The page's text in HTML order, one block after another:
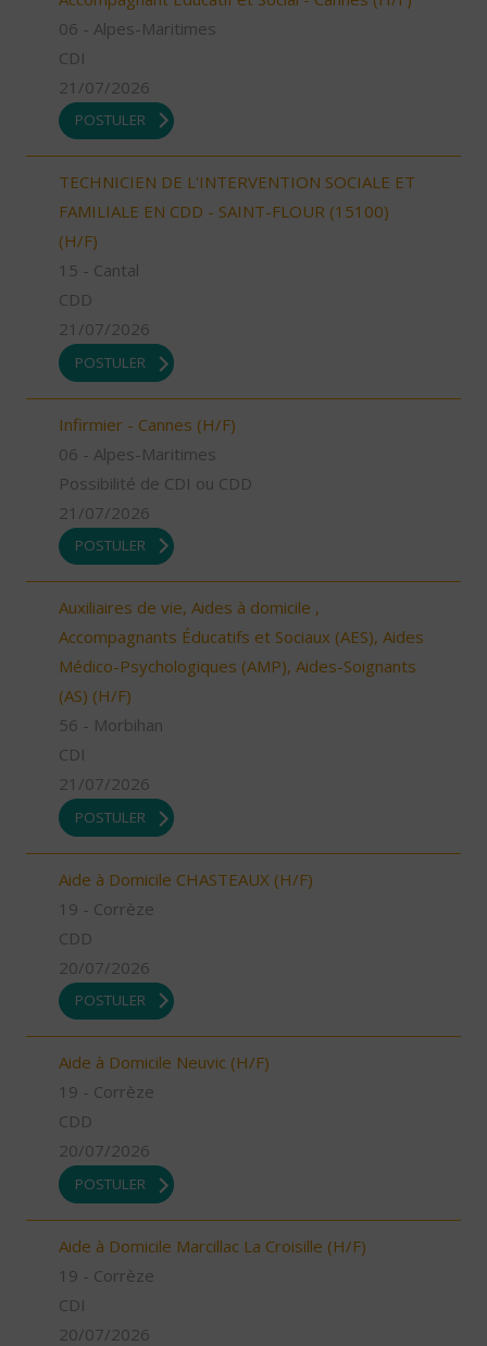
06 - Alpes-Maritimes
CDI
21/07/2026
POSTULER
TECHNICIEN DE L'INTERVENTION SOCIALE ET
FAMILIALE EN CDD - SAINT-FLOUR (15100)
(H/F)
15 - Cantal
CDD
21/07/2026
POSTULER
Infirmier - Cannes (H/F)
06 - Alpes-Maritimes
Possibilité de CDI ou CDD
21/07/2026
POSTULER
Auxiliaires de vie, Aides à domicile ,
Accompagnants Éducatifs et Sociaux (AES), Aides
Médico-Psychologiques (AMP), Aides-Soignants
(AS) (H/F)
56 - Morbihan
CDI
21/07/2026
POSTULER
Aide à Domicile CHASTEAUX (H/F)
19 - Corrèze
CDD
20/07/2026
POSTULER
Aide à Domicile Neuvic (H/F)
19 - Corrèze
CDD
20/07/2026
POSTULER
Aide à Domicile Marcillac La Croisille (H/F)
19 - Corrèze
CDI
20/07/2026